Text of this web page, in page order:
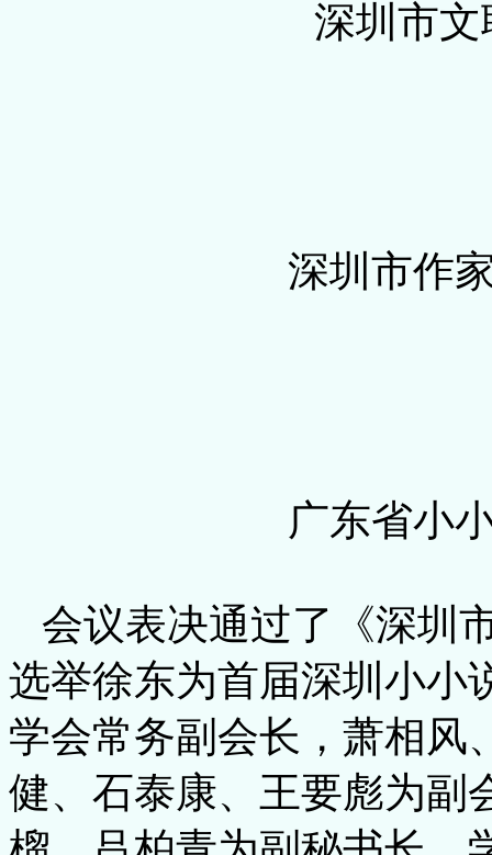
深圳市
深圳市作
广东省小
会议表决通过了《深圳
选举徐东为首届深圳小小
学会常务副会长，萧相风
健、石泰康、王要彪为副